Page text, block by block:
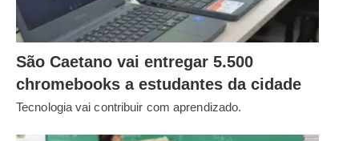
São Caetano vai entregar 5.500
chromebooks a estudantes da cidade
Tecnologia vai contribuir com aprendizado.